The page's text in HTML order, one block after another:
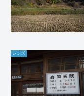
レンズ